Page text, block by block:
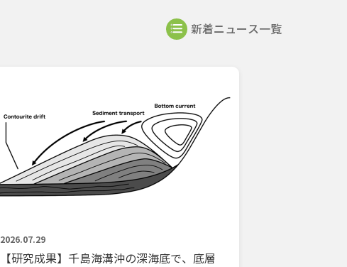
2026.07.29
【研究成果】千島海溝沖の深海底で、底層
新着ニュース一覧